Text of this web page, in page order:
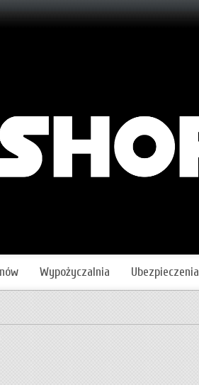
Wypożyczalnia Ubezpieczenia